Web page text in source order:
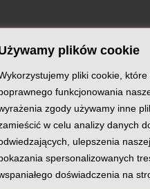
plików cookie
pliki cookie,
funkcjonowania
zgody używamy inne
w celu analizy danych
ulepszenia
spersonalizowanych
doświadczenia na
KATYŃSKIE